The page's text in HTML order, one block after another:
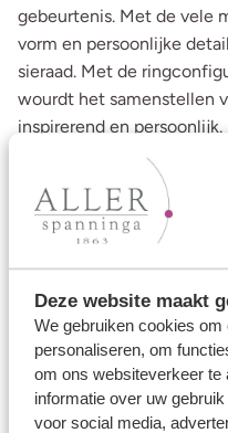
Deze website maakt
We gebruiken cookies
personaliseren, om
om ons websiteverkeer te
informatie over uw
voor social media,
gebeurtenis. Met de vele
vorm en persoonlijke
sieraad. Met de
wourdt het samenstellen
inspirerend en persoonlijk.
Lees verder